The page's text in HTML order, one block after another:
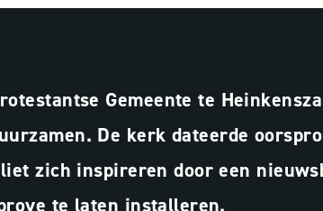
Gemeente te
De kerk dateerde
zich inspireren door een
te laten installeren.